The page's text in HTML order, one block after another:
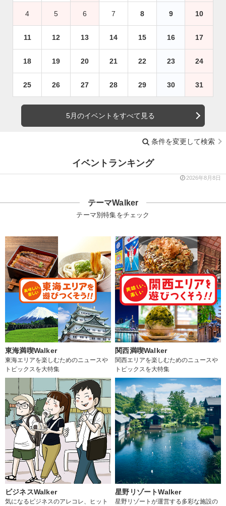
4 5 6 7 8 9 10
11 12 13 14 15 16 17
18 19 20 21 22 23 24
25 26 27 28 29 30 31
5月のイベントをすべて見る
条件を変更して検索
イベントランキング
2026年8月8日
テーマWalker
テーマ別特集をチェック
東海満喫Walker
東海エリアを楽しむためのニュースや
トピックスを大特集
関西満喫Walker
関西エリアを楽しむためのニュースや
トピックスを大特集
ビジネスWalker
気になるビジネスのアレコレ、ヒット
星野リゾートWalker
星野リゾートが運営する多彩な施設の